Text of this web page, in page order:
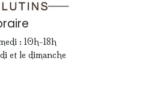
: 10h-18h
et le dimanche